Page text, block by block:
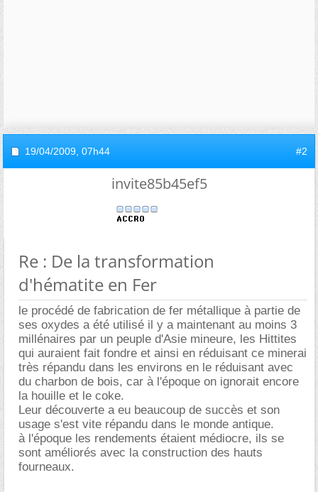
19/04/2009, 07h44 #2
invite85b45ef5
Re : De la transformation
d'hématite en Fer
le procédé de fabrication de fer métallique à partie de
ses oxydes a été utilisé il y a maintenant au moins 3
millénaires par un peuple d'Asie mineure, les Hittites
qui auraient fait fondre et ainsi en réduisant ce minerai
très répandu dans les environs en le réduisant avec
du charbon de bois, car à l'époque on ignorait encore
la houille et le coke.
Leur découverte a eu beaucoup de succès et son
usage s'est vite répandu dans le monde antique.
à l'époque les rendements étaient médiocre, ils se
sont améliorés avec la construction des hauts
fourneaux.